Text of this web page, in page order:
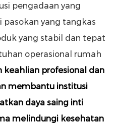
pengadaan yang
pasokan yang tangkas
yang stabil dan tepat
operasional rumah
keahlian profesional dan
membantu institusi
daya saing inti
melindungi kesehatan